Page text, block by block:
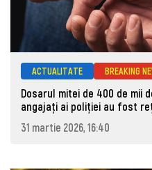
ACTUALITATE BREAKING
Dosarul mitei de 400 de mii
angajați ai poliției au fost
31 martie 2026, 16:40